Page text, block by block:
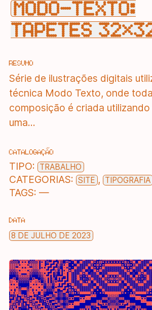
MODO-TEXTO:
TAPETES
RESUMO
Série de ilustrações digitais
técnica Modo Texto, onde
composição é criada
uma...
CATALOGAÇÃO
TIPO: TRABALHO
CATEGORIAS: SITE , TIPOGRAFIA
TAGS: —
DATA
8 DE JULHO DE 2023